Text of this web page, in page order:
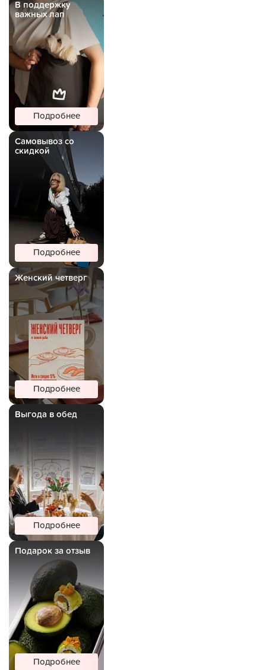
В поддержку
важных лап
Подробнее
Самовывоз со
скидкой
Подробнее
Женский четверг
Подробнее
Выгода в обед
Подробнее
Подарок за отзыв
Подробнее